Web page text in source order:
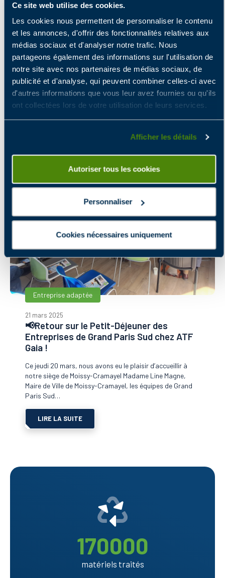
Ce site web utilise des cookies.
Les cookies nous permettent de personnaliser le contenu
et les annonces, d'offrir des fonctionnalités relatives aux
médias sociaux et d'analyser notre trafic. Nous
partageons également des informations sur l'utilisation de
notre site avec nos partenaires de médias sociaux, de
publicité et d'analyse, qui peuvent combiner celles-ci avec
d'autres informations que vous leur avez fournies ou qu'ils
ont collectées lors de votre utilisation de leurs services.
Afficher les détails
Autoriser tous les cookies
Personnaliser
Cookies nécessaires uniquement
ATF Gaia signe la Charte Entreprises–
Territoire de Grand Paris Sud et renforce
son engagement RSE local 🌱
Notre Entreprise Adaptée ATF Gaia franchit une nouvelle
étape dans sa stratégie RSE en signant la Charte
Entreprises–Territoire portée par Grand Paris Sud.Aux
côtés de…
LIRE LA SUITE
Entreprise adaptée
21 mars 2025
📢Retour sur le Petit-Déjeuner des
Entreprises de Grand Paris Sud chez ATF
Gaia !
Ce jeudi 20 mars, nous avons eu le plaisir d’accueillir à
notre siège de Moissy-Cramayel Madame Line Magne,
Maire de Ville de Moissy-Cramayel, les équipes de Grand
Paris Sud…
LIRE LA SUITE
170000
matériels traités